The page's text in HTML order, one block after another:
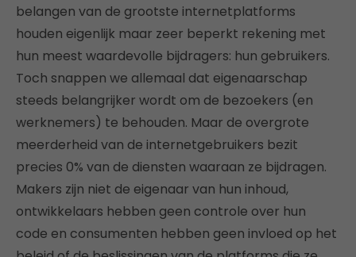
belangen van de grootste internetplatforms
houden eigenlijk maar zeer beperkt rekening met
hun meest waardevolle bijdragers: hun gebruikers.
Toch snappen we allemaal dat eigenaarschap
steeds belangrijker wordt om de bezoekers (en
werknemers) te behouden. Maar de overgrote
meerderheid van de internetgebruikers bezit
precies 0% van de diensten waaraan ze bijdragen.
Makers zijn niet de eigenaar van hun inhoud,
ontwikkelaars hebben geen controle over hun
code en consumenten hebben geen invloed op het